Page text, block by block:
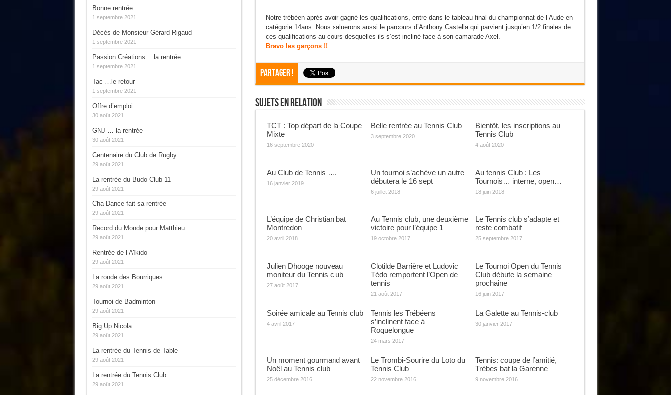
Notre trébéen après avoir gagné les qualifications, entre dans le tableau final du championnat de l’Aude en
catégorie 14ans. Nous saluerons aussi le parcours d’Anthony Castella qui parvient jusqu’en 1/2 finales de
ces qualifications au cours desquelles ils s’est incliné face à son camarade Axel.
Bravo les garçons !!
Partager !
Sujets En Relation
TCT : Top départ de la Coupe
Mixte
16 septembre 2020
Belle rentrée au Tennis Club
3 septembre 2020
Bientôt, les inscriptions au
Tennis Club
4 août 2020
Au Club de Tennis ….
16 janvier 2019
Un tournoi s’achève un autre
débutera le 16 sept
6 juillet 2018
Au tennis Club : Les
Tournois… interne, open…
18 juin 2018
L’équipe de Christian bat
Montredon
20 avril 2018
Au Tennis club, une deuxième
victoire pour l’équipe 1
19 octobre 2017
Le Tennis club s’adapte et
reste combatif
25 septembre 2017
Julien Dhooge nouveau
moniteur du Tennis club
27 août 2017
Clotilde Barrière et Ludovic
Tédo remportent l’Open de
tennis
21 août 2017
Le Tournoi Open du Tennis
Club débute la semaine
prochaine
16 juin 2017
Soirée amicale au Tennis club
4 avril 2017
Tennis les Trébéens
s’inclinent face à
Roquelongue
24 mars 2017
La Galette au Tennis-club
30 janvier 2017
Un moment gourmand avant
Noël au Tennis club
25 décembre 2016
Le Trombi-Sourire du Loto du
Tennis Club
22 novembre 2016
Tennis: coupe de l’amitié,
Trèbes bat la Garenne
9 novembre 2016
Bonne rentrée
1 septembre 2021
Décès de Monsieur Gérard Rigaud
1 septembre 2021
Passion Créations… la rentrée
1 septembre 2021
Tac …le retour
1 septembre 2021
Offre d’emploi
30 août 2021
GNJ … la rentrée
30 août 2021
Centenaire du Club de Rugby
29 août 2021
La rentrée du Budo Club 11
29 août 2021
Cha Dance fait sa rentrée
29 août 2021
Record du Monde pour Matthieu
29 août 2021
Rentrée de l’Aïkido
29 août 2021
La ronde des Bourriques
29 août 2021
Tournoi de Badminton
29 août 2021
Big Up Nicola
29 août 2021
La rentrée du Tennis de Table
29 août 2021
La rentrée du Tennis Club
29 août 2021